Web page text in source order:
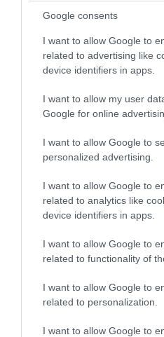
Google consents
I want to allow Google to
related to advertising like
device identifiers in apps.
I want to allow my user
Google for online
I want to allow Google to
personalized advertising.
I want to allow Google to
related to analytics like
device identifiers in apps.
I want to allow Google to
related to functionality of
I want to allow Google to
related to personalization.
I want to allow Google to
Μουσουλμάνος
των Δημοκρατικών
προσπάθεια
εκλεγεί
05.08.2026 | 21:56